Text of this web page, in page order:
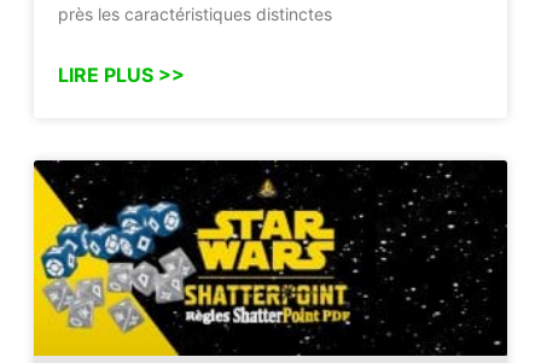
près les caractéristiques distinctes
LIRE PLUS >>